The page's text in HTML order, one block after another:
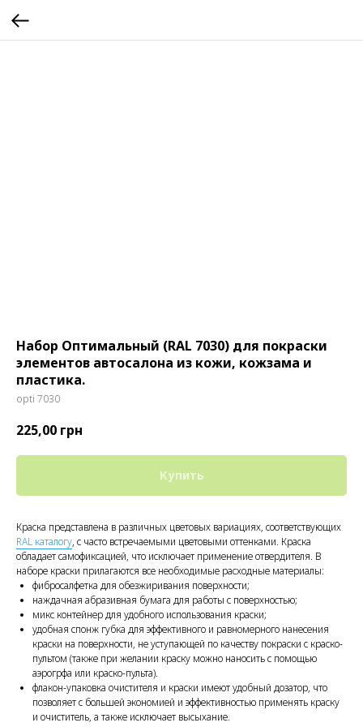
Набор Оптимальный (RAL 7030) для покраски
элементов автосалона из кожи, кожзама и
пластика.
opti 7030
225,00 грн
Купить
Краска представлена в различных цветовых вариациях, соответствующих
RAL каталогу, с часто встречаемыми цветовыми оттенками. Краска
обладает самофиксацией, что исключает применение отвердителя. В
наборе краски прилагаются все необходимые расходные материалы:
фибросалфетка для обезжиривания поверхности;
наждачная абразивная бумага для работы с поверхностью;
микс контейнер для удобного использования краски;
удобная спонж губка для эффективного и равномерного нанесения
краски на поверхности, не уступающей по качеству покраски с краско-
пультом (также при желании краску можно наносить с помощью
аэрогрфа или краско-пульта).
флакон-упаковка очистителя и краски имеют удобный дозатор, что
позволяет с большей экономией и эффективностью применять краску
и очиститель, а также исключает высыхание.